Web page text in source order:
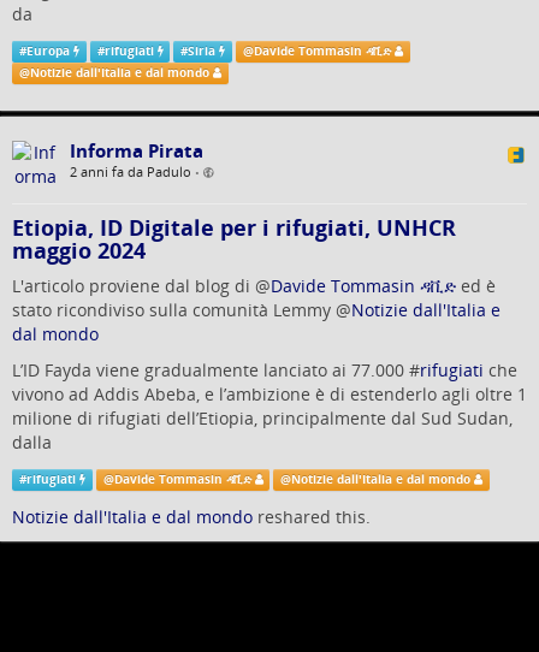
da
#Europa #rifugiati #Siria @Davide Tommasin ዳቪድ
@Notizie dall'Italia e dal mondo
Informa Pirata
2 anni fa da Padulo •
Etiopia, ID Digitale per i rifugiati, UNHCR
maggio 2024
L'articolo proviene dal blog di @Davide Tommasin ዳቪድ ed è
stato ricondiviso sulla comunità Lemmy @Notizie dall'Italia e
dal mondo
L’ID Fayda viene gradualmente lanciato ai 77.000 #rifugiati che
vivono ad Addis Abeba, e l’ambizione è di estenderlo agli oltre 1
milione di rifugiati dell’Etiopia, principalmente dal Sud Sudan,
dalla
#rifugiati @Davide Tommasin ዳቪድ @Notizie dall'Italia e dal mondo
Notizie dall'Italia e dal mondo reshared this.